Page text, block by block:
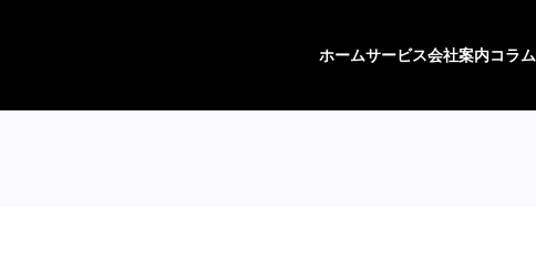
ホームサービス会社案内コラム